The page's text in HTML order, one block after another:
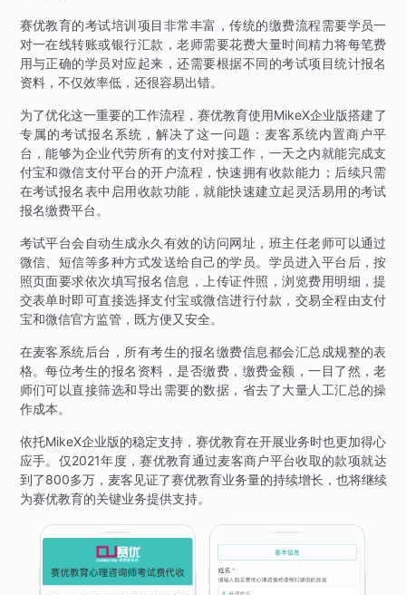
赛优教育的考试培训项目非常丰富，传统的缴费流程需要学员一
对一在线转账或银行汇款，老师需要花费大量时间精力将每笔费
用与正确的学员对应起来，还需要根据不同的考试项目统计报名
资料，不仅效率低，还很容易出错。
为了优化这一重要的工作流程，赛优教育使用MikeX企业版搭建了
专属的考试报名系统，解决了这一问题：麦客系统内置商户平
台，能够为企业代劳所有的支付对接工作，一天之内就能完成支
付宝和微信支付平台的开户流程，快速拥有收款能力；后续只需
在考试报名表中启用收款功能，就能快速建立起灵活易用的考试
报名缴费平台。
考试平台会自动生成永久有效的访问网址，班主任老师可以通过
微信、短信等多种方式发送给自己的学员。学员进入平台后，按
照页面要求依次填写报名信息，上传证件照，浏览费用明细，提
交表单时即可直接选择支付宝或微信进行付款，交易全程由支付
宝和微信官方监管，既方便又安全。
在麦客系统后台，所有考生的报名缴费信息都会汇总成规整的表
格。每位考生的报名资料，是否缴费，缴费金额，一目了然，老
师们可以直接筛选和导出需要的数据，省去了大量人工汇总的操
作成本。
依托MikeX企业版的稳定支持，赛优教育在开展业务时也更加得心
应手。仅2021年度，赛优教育通过麦客商户平台收取的款项就达
到了800多万，麦客见证了赛优教育业务量的持续增长，也将继续
为赛优教育的关键业务提供支持。